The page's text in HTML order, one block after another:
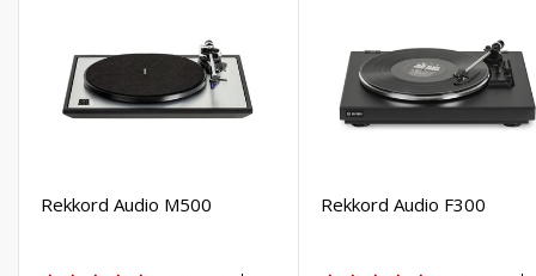
Rekkord Audio M500 Rekkord Audio F300